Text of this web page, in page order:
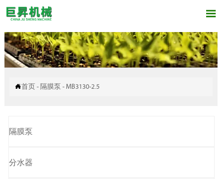

首页 - 隔膜泵 - MB3130-2.5
隔膜泵
分水器